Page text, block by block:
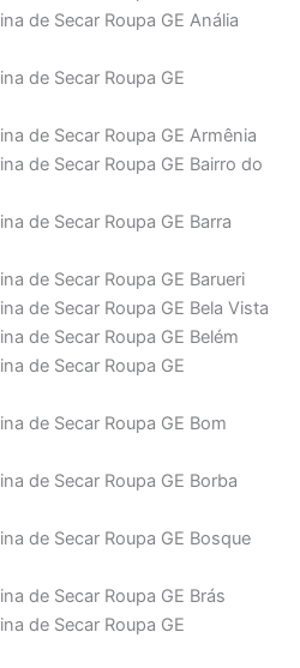
de Secar Roupa GE Anália
de Secar Roupa GE
de Secar Roupa GE Armênia
de Secar Roupa GE Bairro do
de Secar Roupa GE Barra
de Secar Roupa GE Barueri
de Secar Roupa GE Bela Vista
de Secar Roupa GE Belém
de Secar Roupa GE
de Secar Roupa GE Bom
de Secar Roupa GE Borba
de Secar Roupa GE Bosque
de Secar Roupa GE Brás
de Secar Roupa GE